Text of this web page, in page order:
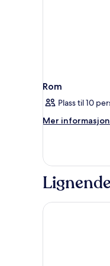
Rom
Plass til 10
Mer informasjon
Mer
Goulding's